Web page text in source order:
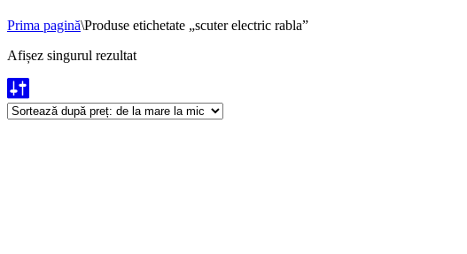
Prima pagină\Produse etichetate „scuter electric rabla”
Afișez singurul rezultat